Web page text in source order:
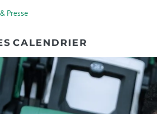
Presse
CALENDRIER